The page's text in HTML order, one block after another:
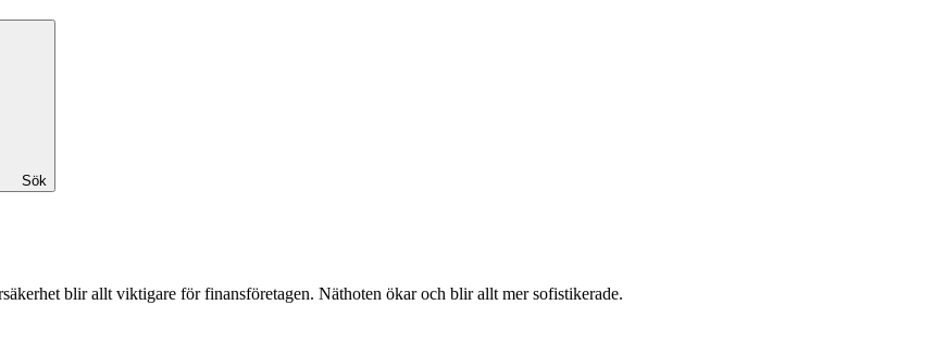
Sök
blir allt viktigare för finansföretagen. Näthoten ökar och blir allt mer sofistikerade.